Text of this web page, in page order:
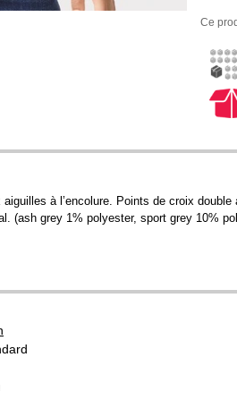
Ce
à l’encolure. Points de croix
(ash grey 1% polyester, sport grey 10%